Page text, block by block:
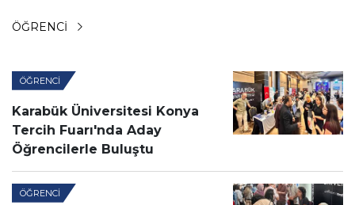
ÖĞRENCI
ÖĞRENCI
Karabük Üniversitesi Konya
Tercih Fuarı'nda Aday
Öğrencilerle Buluştu
ÖĞRENCI